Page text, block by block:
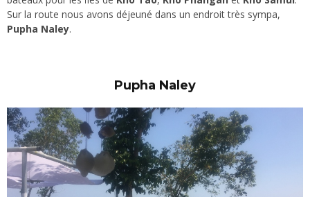
Sur la route nous avons déjeuné dans un endroit très sympa,
Pupha Naley.
Pupha Naley